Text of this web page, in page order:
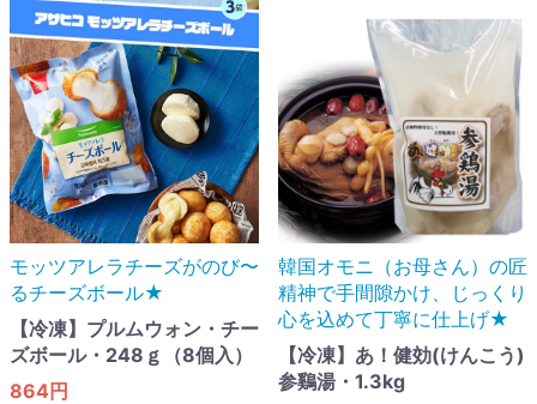
モッツアレラチーズがのび〜
るチーズボール★
【冷凍】プルムウォン・チー
ズボール・248ｇ（8個入）
864円
韓国オモニ（お母さん）の匠
精神で手間隙かけ、じっくり
心を込めて丁寧に仕上げ★
【冷凍】あ！健効(けんこう)
参鷄湯・1.3kg